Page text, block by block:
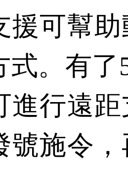
援可幫
式。有
進行遠
號施令